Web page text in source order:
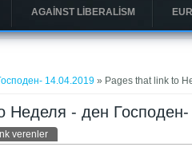
AGAINST LIBERALISM
14.04.2019 » Pages that link to
Неделя - ден
verenler